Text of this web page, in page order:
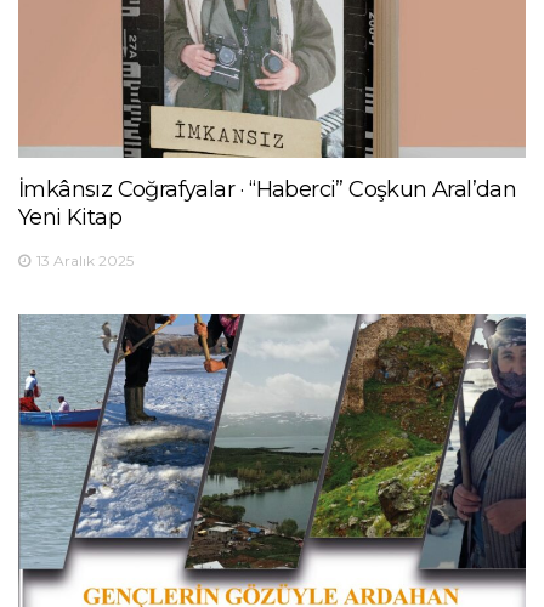
İmkânsız Coğrafyalar · “Haberci” Coşkun Aral’dan
Yeni Kitap
13 Aralık 2025